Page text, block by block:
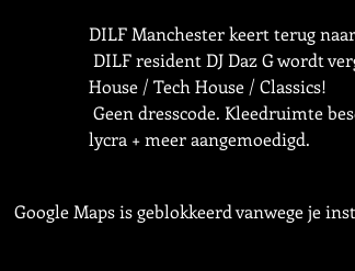
DILF Manchester keert terug
House / Tech House / Classics!
lycra + meer aangemoedigd.
Google Maps is geblokkeerd vanwege je